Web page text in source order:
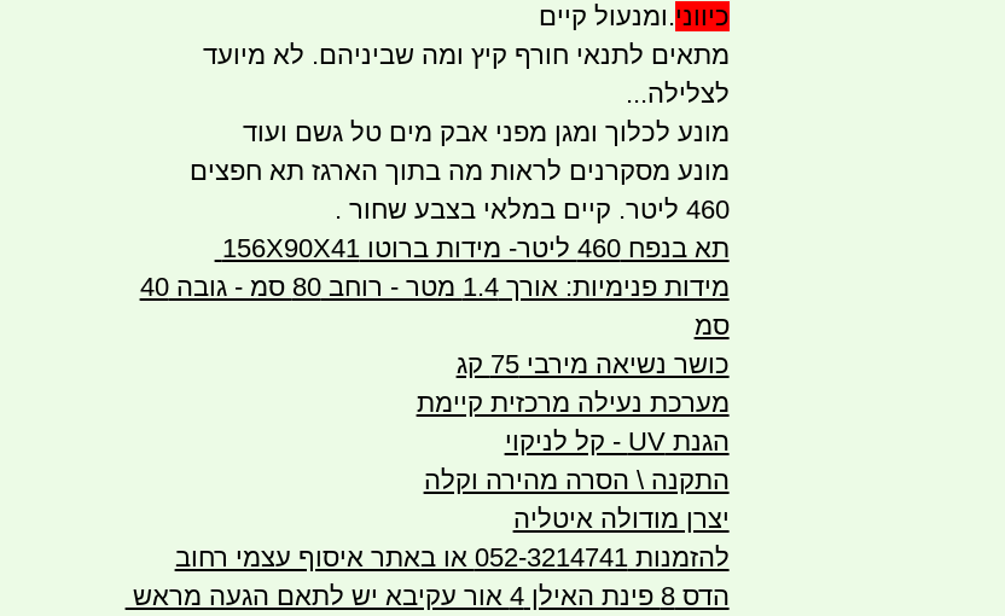
כיווני.ומנעול קיים
מתאים לתנאי חורף קיץ ומה שביניהם. לא מיועד
לצלילה...
מונע לכלוך ומגן מפני אבק מים טל גשם ועוד
מונע מסקרנים לראות מה בתוך הארגז תא חפצים
460 ליטר. קיים במלאי בצבע שחור .
תא בנפח 460 ליטר- מידות ברוטו 156X90X41
מידות פנימיות: אורך 1.4 מטר - רוחב 80 סמ - גובה 40
סמ
כושר נשיאה מירבי 75 קג
מערכת נעילה מרכזית קיימת
הגנת UV - קל לניקוי
התקנה \ הסרה מהירה וקלה
יצרן מודולה איטליה
להזמנות 052-3214741 או באתר איסוף עצמי רחוב
הדס 8 פינת האילן 4 אור עקיבא יש לתאם הגעה מראש